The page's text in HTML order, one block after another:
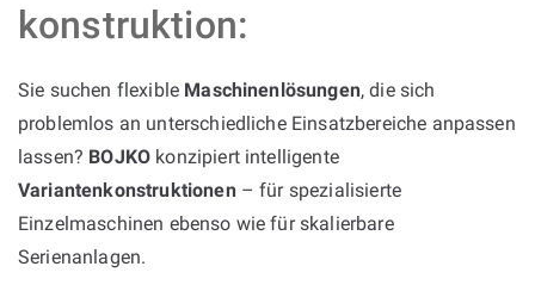
konstruktion:
Sie suchen flexible Maschinenlösungen, die sich
problemlos an unterschiedliche Einsatzbereiche anpassen
lassen? BOJKO konzipiert intelligente
Variantenkonstruktionen– für spezialisierte
Einzelmaschinen ebenso wie für skalierbare
Serienanlagen.